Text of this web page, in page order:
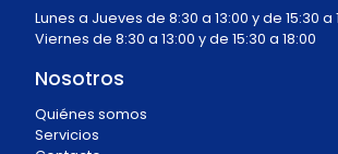
Lunes a Jueves de 8:30 a 13:00 y de 15:30 a
Viernes de 8:30 a 13:00 y de 15:30 a 18:00
Nosotros
Quiénes somos
Servicios